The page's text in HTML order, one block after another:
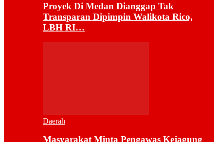
Proyek Di Medan Dianggap Tak
Transparan Dipimpin Walikota Rico,
LBH RI…
Daerah
Masyarakat Minta Pengawas Kejagung